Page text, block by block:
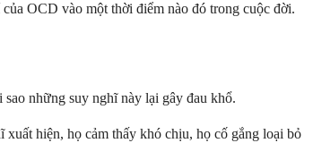
OCD vào một thời điểm nào đó trong cuộc đời.
những suy nghĩ này lại gây đau khổ.
hiện, họ cảm thấy khó chịu, họ cố gắng loại bỏ